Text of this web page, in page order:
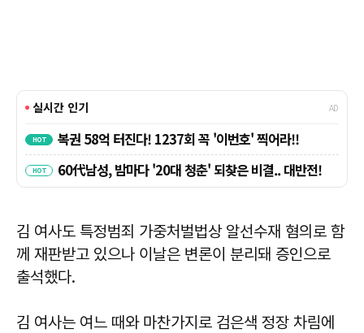
김 여사도 특정범죄 가중처벌법상 알선수재 혐의로 함
께 재판받고 있으나 이날은 변론이 분리돼 증인으로
출석했다.
김 여사는 여느 때와 마찬가지로 검은색 정장 차림에